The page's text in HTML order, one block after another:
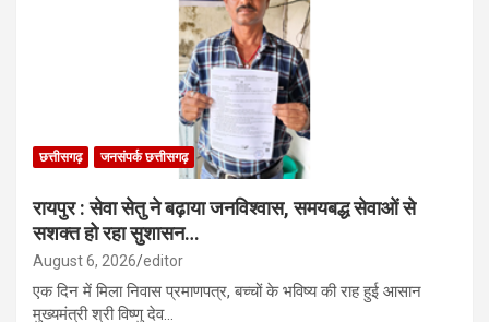
छत्तीसगढ़ जनसंपर्क छत्तीसगढ़
रायपुर : सेवा सेतु ने बढ़ाया जनविश्वास, समयबद्ध सेवाओं से
सशक्त हो रहा सुशासन…
August 6, 2026 editor
एक दिन में मिला निवास प्रमाणपत्र, बच्चों के भविष्य की राह हुई आसान
मुख्यमंत्री श्री विष्णु देव…